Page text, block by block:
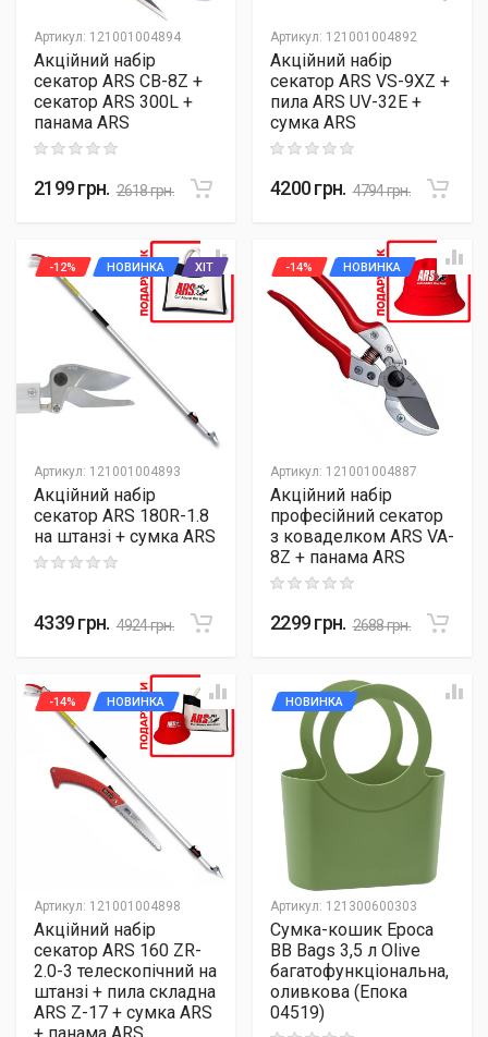
Артикул: 121001004894
Акційний набір
секатор ARS CB-8Z +
секатор ARS 300L +
панама ARS
Rating: 0 out of 5
2199грн. 2618грн.
Артикул: 121001004892
Акційний набір
секатор ARS VS-9ХZ +
пила ARS UV-32E +
сумка ARS
Rating: 0 out of 5
4200грн. 4794грн.
Артикул: 121001004893
-12% НОВИНКА ХІТ
Акційний набір
секатор ARS 180R-1.8
на штанзі + сумка ARS
Rating: 0 out of 5
4339грн. 4924грн.
Артикул: 121001004887
-14% НОВИНКА
Акційний набір
професійний секатор
з коваделком ARS VA-
8Z + панама ARS
Rating: 0 out of 5
2299грн. 2688грн.
Артикул: 121001004898
-14% НОВИНКА
Акційний набір
секатор ARS 160 ZR-
2.0-3 телескопічний на
штанзі + пила складна
ARS Z-17 + сумка ARS
Артикул: 121300600303
НОВИНКА
Сумка-кошик Epoca
BB Bags 3,5 л Olive
багатофункціональна,
оливкова (Епока
04519)